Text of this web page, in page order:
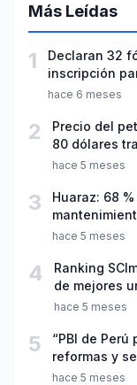
Más Leídas
1
Declaran 32
inscripción
hace 6 meses
2
Precio del
80 dólares
hace 5 meses
3
Huaraz: 68
año escolar
hace 5 meses
4
Ranking
de mejores
hace 5 meses
5
“PBI de
reformas y
hace 5 meses